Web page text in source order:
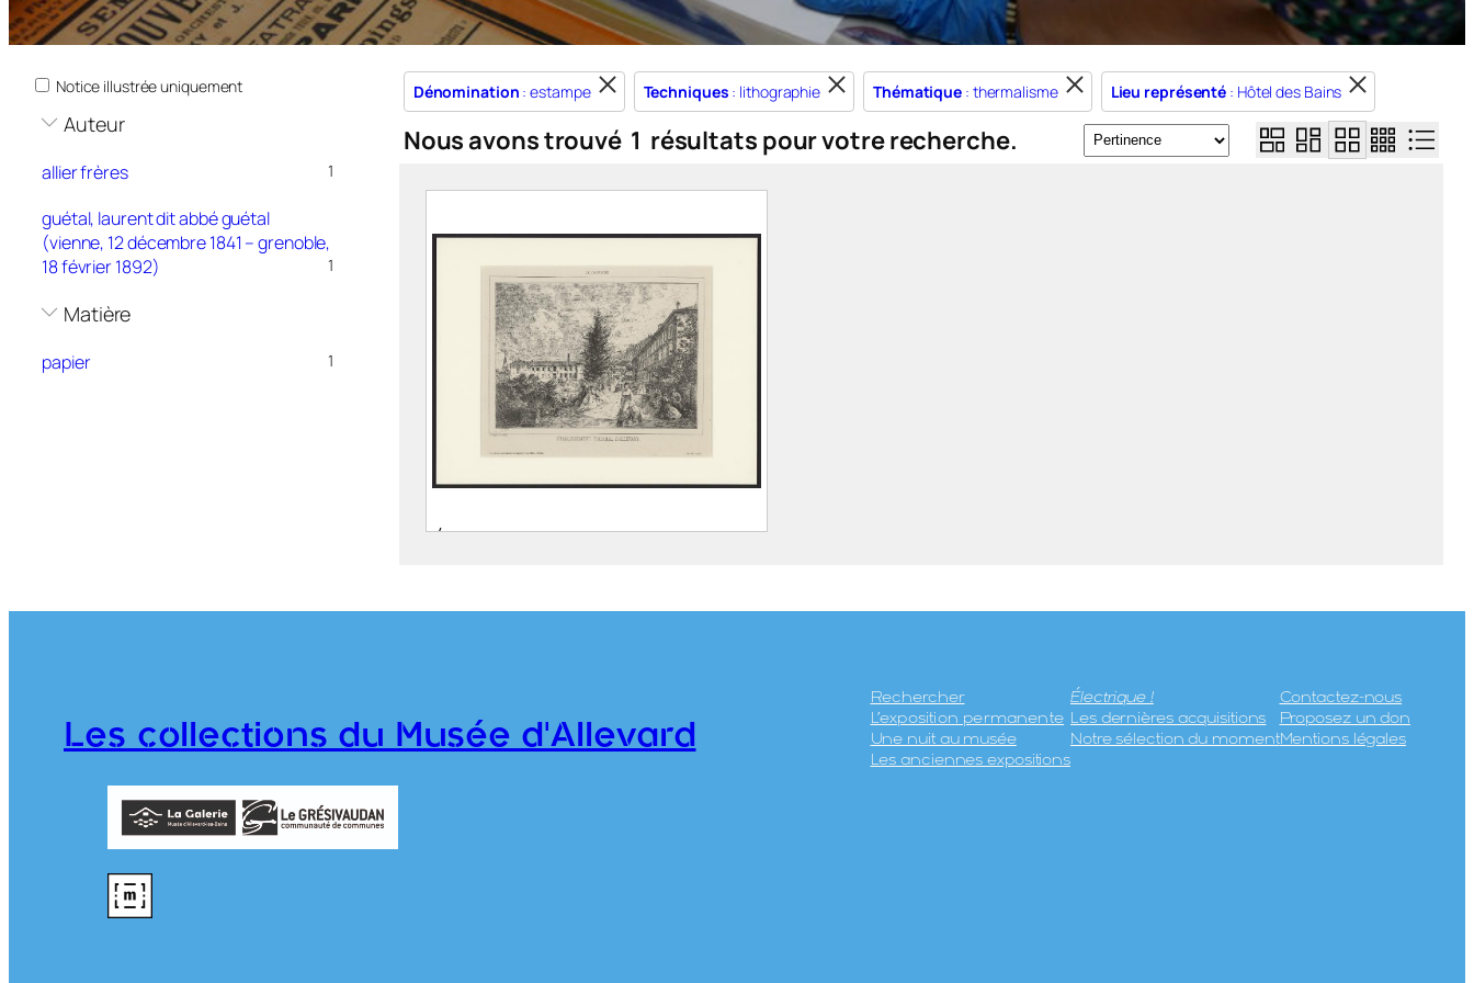
Notice illustrée uniquement
Auteur
allier frères 1
guétal, laurent dit abbé guétal
(vienne, 12 décembre 1841 – grenoble,
18 février 1892)
1
Matière
papier 1
Dénomination : estampe Techniques : lithographie Thématique : thermalisme Lieu représenté : Hôtel des Bains
Nous avons trouvé 1 résultats pour votre recherche.
Établissement thermal
Grenoble, 18 février 1892)
Les collections du Musée d'Allevard
Rechercher
L’exposition permanente
Une nuit au musée
Les anciennes expositions
Électrique !
Les dernières acquisitions
Notre sélection du moment
Contactez-nous
Proposez un don
Mentions légales